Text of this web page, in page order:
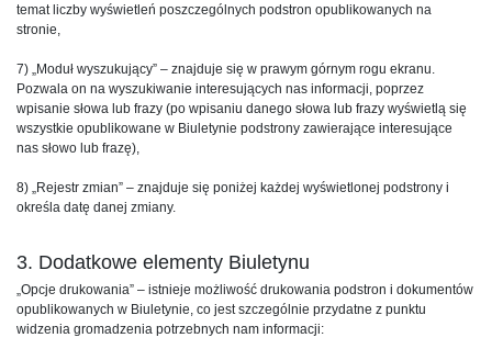
temat liczby wyświetleń poszczególnych podstron opublikowanych na
stronie,
7) „Moduł wyszukujący” – znajduje się w prawym górnym rogu ekranu.
Pozwala on na wyszukiwanie interesujących nas informacji, poprzez
wpisanie słowa lub frazy (po wpisaniu danego słowa lub frazy wyświetlą się
wszystkie opublikowane w Biuletynie podstrony zawierające interesujące
nas słowo lub frazę),
8) „Rejestr zmian” – znajduje się poniżej każdej wyświetlonej podstrony i
określa datę danej zmiany.
3. Dodatkowe elementy Biuletynu
„Opcje drukowania” – istnieje możliwość drukowania podstron i dokumentów
opublikowanych w Biuletynie, co jest szczególnie przydatne z punktu
widzenia gromadzenia potrzebnych nam informacji: